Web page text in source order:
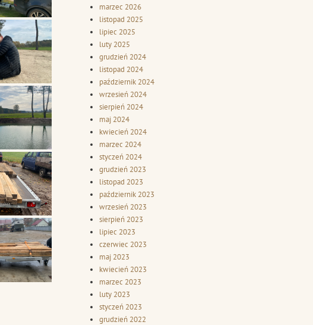
marzec 2026
listopad 2025
lipiec 2025
luty 2025
grudzień 2024
listopad 2024
październik 2024
wrzesień 2024
sierpień 2024
maj 2024
kwiecień 2024
marzec 2024
styczeń 2024
grudzień 2023
listopad 2023
październik 2023
wrzesień 2023
sierpień 2023
lipiec 2023
czerwiec 2023
maj 2023
kwiecień 2023
marzec 2023
luty 2023
styczeń 2023
grudzień 2022